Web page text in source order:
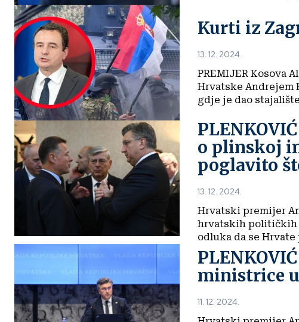
Kurti iz
13. 12. 2024.
PREMIJER Kosova
Hrvatske Andrejem
gdje je dao stajalište
o plinskoj
poglavito
13. 12. 2024.
Hrvatski premijer
hrvatskih političkih
odluka da se Hrvate
ministrice
11. 12. 2024.